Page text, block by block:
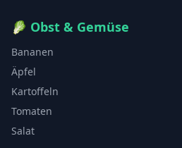
🥬 Obst & Gemüse
Bananen
Äpfel
Kartoffeln
Tomaten
Salat